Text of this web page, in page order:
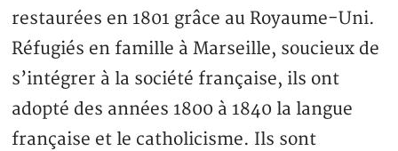
restaurées en 1801 grâce au Royaume-Uni.
Réfugiés en famille à Marseille, soucieux de
s’intégrer à la société française, ils ont
adopté des années 1800 à 1840 la langue
française et le catholicisme. Ils sont